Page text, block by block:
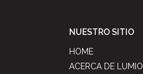
NUESTRO SITIO
HOME
ACERCA DE LUMIO